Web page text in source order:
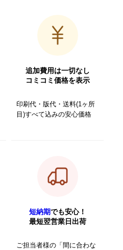
追加費用は一切なし
コミコミ価格を表示
印刷代・版代・送料(1ヶ所
目)すべて込みの安心価格
短納期でも安心！
最短翌営業日出荷
ご担当者様の「間に合わな